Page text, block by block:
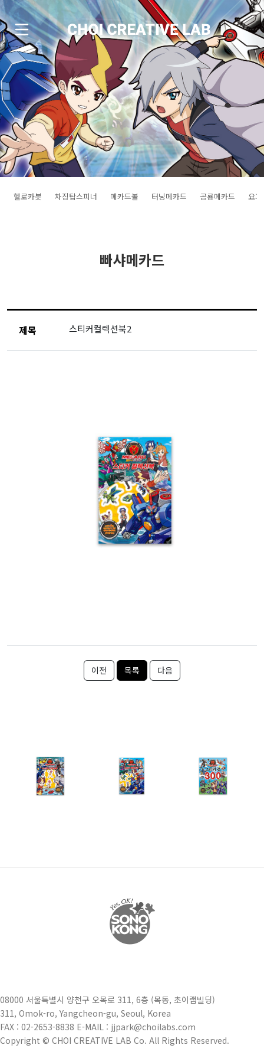
헬로카봇 차징탑스피너 메카드볼 터닝메카드 공룡메카드 요
빠샤메카드
제목 스티커컬렉션북2
이전 목록 다음
08000 서울특별시 양천구 오목로 311, 6층 (목동, 초이랩빌딩)
311, Omok-ro, Yangcheon-gu, Seoul, Korea
FAX : 02-2653-8838 E-MAIL : jjpark@choilabs.com
Copyright © CHOI CREATIVE LAB Co. All Rights Reserved.